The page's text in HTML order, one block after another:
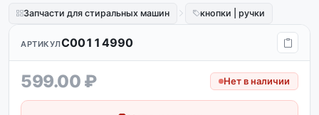
Запчасти для стиральных машин кнопки | ручки
АРТИКУЛC00114990
599.00 ₽ Нет в наличии